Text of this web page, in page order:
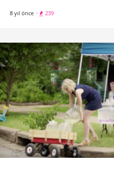
8 yıl önce · 239